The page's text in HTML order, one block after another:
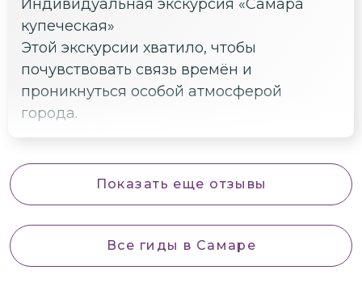
Индивидуальная экскурсия «Самара
купеческая»
Этой экскурсии хватило, чтобы
почувствовать связь времён и
проникнуться особой атмосферой
города.
Показать еще отзывы
Все гиды в Самаре